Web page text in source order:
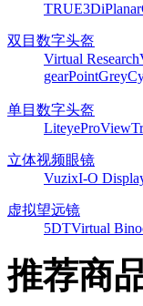
TRUE3DiPlanar
双目数字头盔
Virtual Research
gearPointGrey
单目数字头盔
LiteyeProView
立体视频眼镜
VuzixI-O
虚拟望远镜
5DTVirtual
推荐商